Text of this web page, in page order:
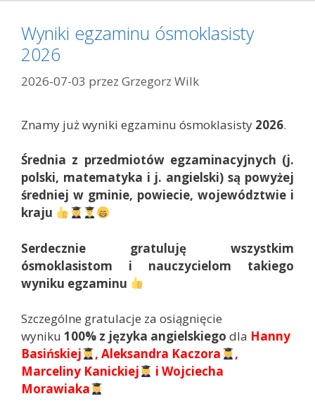
e
o
r
i
Wyniki egzaminu ósmoklasisty
2026
2026-07-03 przez Grzegorz Wilk
Znamy już wyniki egzaminu ósmoklasisty 2026.
Średnia z przedmiotów egzaminacyjnych (j.
polski, matematyka i j. angielski) są powyżej
średniej w gminie, powiecie, województwie i
kraju
Serdecznie gratuluję wszystkim
ósmoklasistom i nauczycielom takiego
wyniku egzaminu
Szczególne gratulacje za osiągnięcie
wyniku 100% z języka angielskiego dla Hanny
Basińskiej
, Aleksandra Kaczora
,
Marceliny Kanickiej
i Wojciecha
Morawiaka